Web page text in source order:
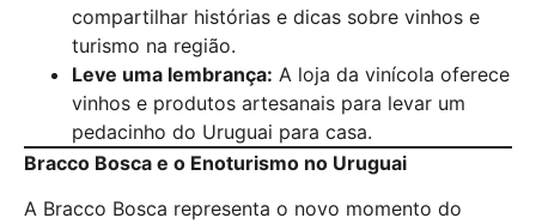
compartilhar histórias e dicas sobre vinhos e
turismo na região.
Leve uma lembrança: A loja da vinícola oferece
vinhos e produtos artesanais para levar um
pedacinho do Uruguai para casa.
Bracco Bosca e o Enoturismo no Uruguai
A Bracco Bosca representa o novo momento do